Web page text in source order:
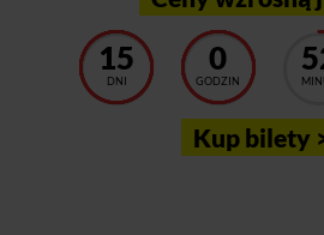
15
DNI
0
GODZIN
Kup bilety